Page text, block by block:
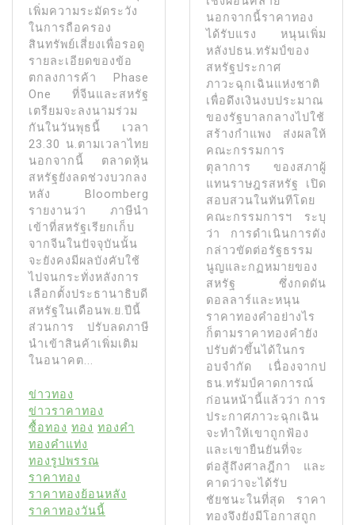
เพิ่มความระมัดระวัง
ในการถือครอง
สินทรัพย์เสี่ยงเพื่อรอดู
รายละเอียดของข้อ
ตกลงการค้า Phase
One ที่จีนและสหรัฐ
เตรียมจะลงนามร่วม
กันในวันพุธนี้ เวลา
23.30 น.ตามเวลาไทย
นอกจากนี้ ตลาดหุ้น
สหรัฐยังลดช่วงบวกลง
หลัง Bloomberg
รายงานว่า ภาษีนํา
เข้าที่สหรัฐเรียกเก็บ
จากจีนในปัจจุบันนั้น
จะยังคงมีผลบังคับใช้
ไปจนกระทั่งหลังการ
เลือกตั้งประธานาธิบดี
สหรัฐในเดือนพ.ย.ปีนี้
ส่วนการ ปรับลดภาษี
นําเข้าสินค้าเพิ่มเติม
ในอนาคต...
ข่าวทอง
ข่าวราคาทอง
ซื้อทอง ทอง ทองคำ
ทองคำแท่ง
ทองรูปพรรณ
ราคาทอง
ราคาทองย้อนหลัง
ราคาทองวันนี้
นอกจากนี้ราคาทอง
ได้รับแรง หนุนเพิ่ม
หลังปธน.ทรัมป์ของ
สหรัฐประกาศ
ภาวะฉุกเฉินแห่งชาติ
เพื่อดึงเงินงบประมาณ
ของรัฐบาลกลางไปใช้
สร้างกําแพง ส่งผลให้
คณะกรรมการ
ตุลาการ ของสภาผู้
แทนราษฎรสหรัฐ เปิด
สอบสวนในทันทีโดย
คณะกรรมการฯ ระบุ
ว่า การดําเนินการดัง
กล่าวขัดต่อรัฐธรรม
นูญและกฏหมายของ
สหรัฐ ซึ่งกดดัน
ดอลลาร์และหนุน
ราคาทองคำอย่างไร
ก็ตามราคาทองคํายัง
ปรับตัวขึ้นได้ในกร
อบจํากัด เนื่องจากป
ธน.ทรัมป์คาดการณ์
ก่อนหน้านี้แล้วว่า การ
ประกาศภาวะฉุกเฉิน
จะทําให้เขาถูกฟ้อง
และเขายืนยันที่จะ
ต่อสู้ถึงศาลฎีกา และ
คาดว่าจะได้รับ
ชัยชนะในที่สุด ราคา
ทองจึงยังมีโอกาสถูก